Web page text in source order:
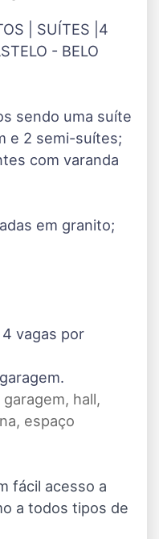
| SUÍTES |4
- BELO
sendo uma suíte
e 2 semi-suítes;
com varanda
em granito;
vagas por
hall,
espaço
fácil acesso a
a todos tipos de